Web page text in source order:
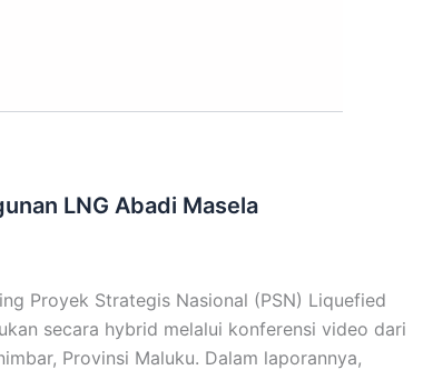
LNG Abadi Masela
Proyek Strategis Nasional (PSN) Liquefied
secara hybrid melalui konferensi video dari
Provinsi Maluku. Dalam laporannya,